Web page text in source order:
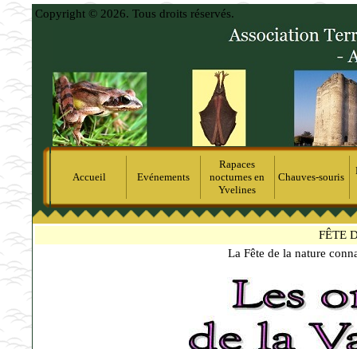
Copyright © 2026. Tous droits réservés.
Accueil Evénements
Rapaces
nocturnes en
Yvelines
Chauves-souris
FÊTE
La Fête de la nature